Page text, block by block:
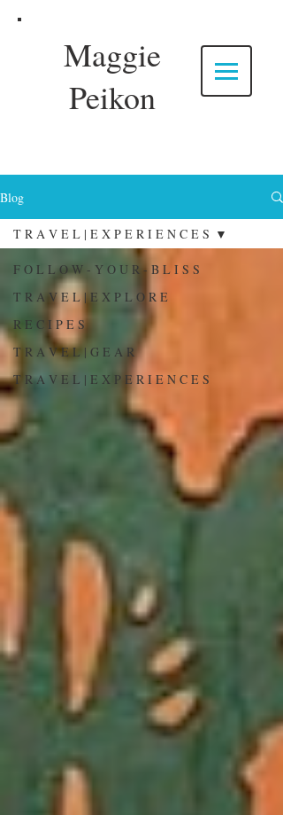
Maggie
Peikon
Blog
F O L L O W - Y O U R - B L I S S
T R A V E L | E X P L O R E
R E C I P E S
T R A V E L | G E A R
T R A V E L | E X P E R I E N C E S
T R A V E L | E X P E R I E N C E S